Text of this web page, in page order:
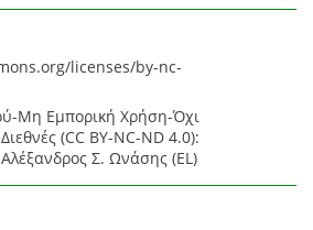
licenses/by-nc-
Μη Εμπορική Χρήση-Όχι
(CC BY-NC-ND 4.0):
Σ. Ωνάσης (EL)